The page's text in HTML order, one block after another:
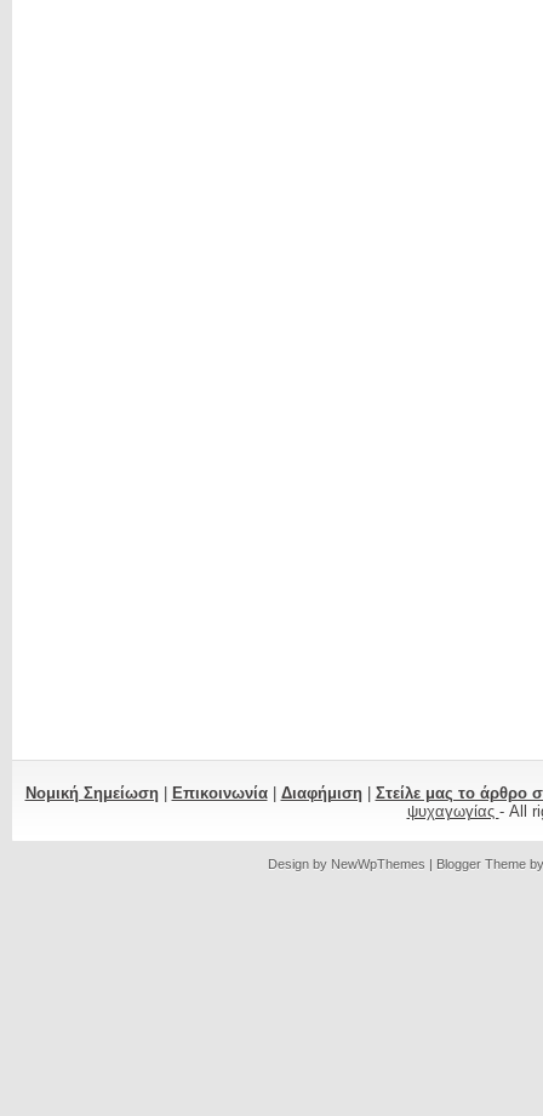
Νομική Σημείωση| Επικοινωνία| Διαφήμιση| Στείλε μας το άρθρο
ψυχαγωγίας - All
Design by NewWpThemes | Blogger Theme